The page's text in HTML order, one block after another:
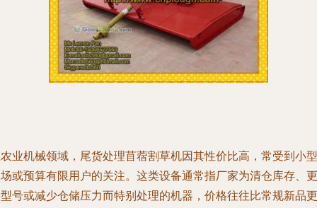
业机械领域，尾货处理苜蓿割草机因其性价比高，常受到小型
或预算有限用户的关注。这类设备通常指厂家为清仓库存、更
号或减少仓储压力而特别处理的机器，价格往往比常规新品更